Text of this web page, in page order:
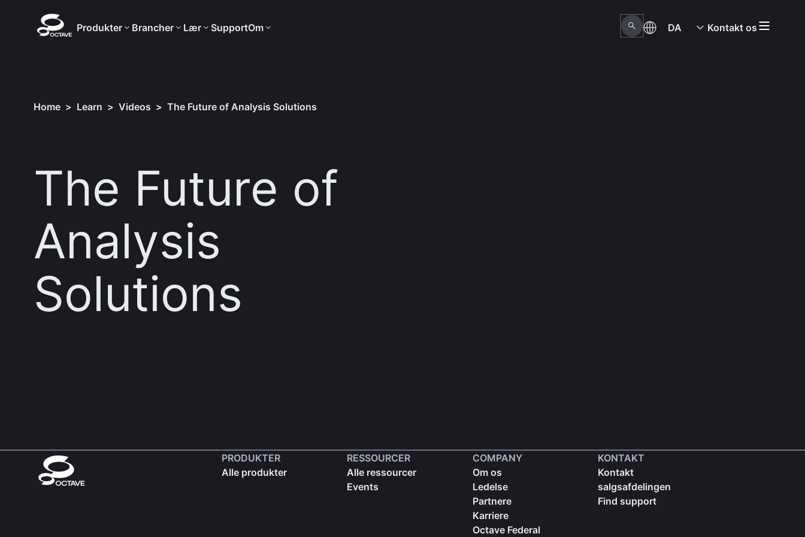
Produkter Brancher Lær SupportOm DA Kontakt os
Home > Learn > Videos > The Future of Analysis Solutions
The Future of
Analysis
Solutions
PRODUKTER
Alle produkter
RESSOURCER
Alle ressourcer
Events
COMPANY
Om os
Ledelse
Partnere
Karriere
Octave Federal
KONTAKT
Kontakt
salgsafdelingen
Find support